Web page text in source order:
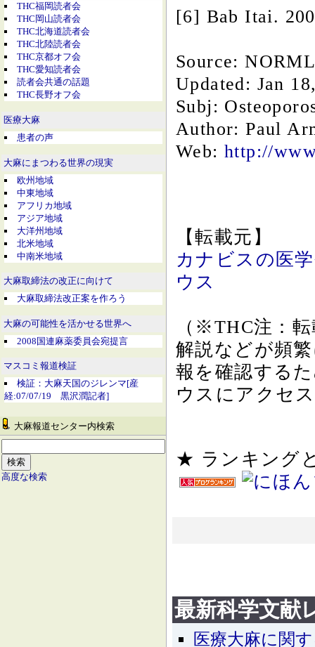
THC福岡読者会
THC岡山読者会
THC北海道読者会
THC北陸読者会
THC京都オフ会
THC愛知読者会
読者会共通の話題
THC長野オフ会
医療大麻
患者の声
大麻にまつわる世界の現実
欧州地域
中東地域
アフリカ地域
アジア地域
大洋州地域
北米地域
中南米地域
大麻取締法の改正に向けて
大麻取締法改正案を作ろう
大麻の可能性を活かせる世界へ
2008国連麻薬委員会宛提言
マスコミ報道検証
検証：大麻天国のジレンマ[産
経:07/07/19 黒沢潤記者]
大麻報道センター内検索
高度な検索
[6] Bab Itai.
Source:
Updated: Jan
Subj:
Author: Paul
Web: http://
【転載元】
カナビスの医
ウス
（※THC注：
解説などが頻
報を確認する
ウスにアクセ
★ ランキン
最新科学文献
医療大麻に関